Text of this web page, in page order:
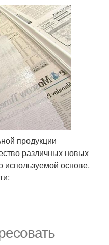
продукции
различных новых
используемой основе.